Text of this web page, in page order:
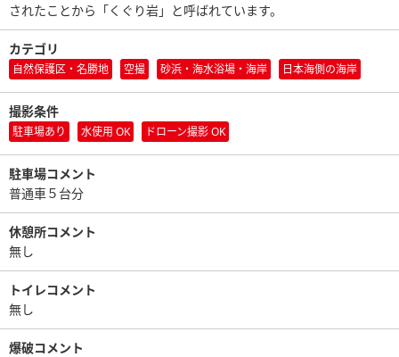
されたことから「くぐり岩」と呼ばれています。
カテゴリ
自然保護区・名勝地 空撮 砂浜・海水浴場・海岸 日本海側の海岸
撮影条件
駐車場あり 水使用 OK ドローン撮影 OK
駐車場コメント
普通車５台分
休憩所コメント
無し
トイレコメント
無し
爆破コメント